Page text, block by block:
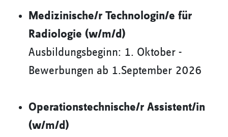
Medizinische/r Technologin/e für
Radiologie (w/m/d)
Ausbildungsbeginn: 1. Oktober -
Bewerbungen ab 1.September 2026
Operationstechnische/r Assistent/in
(w/m/d)